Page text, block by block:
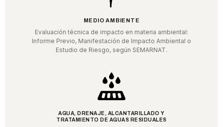
MEDIO AMBIENTE
Evaluación técnica de impacto en materia ambiental:
Informe Previo, Manifestación de Impacto Ambiental o
Estudio de Riesgo, según SEMARNAT.
AGUA, DRENAJE, ALCANTARILLADO Y
TRATAMIENTO DE AGUAS RESIDUALES